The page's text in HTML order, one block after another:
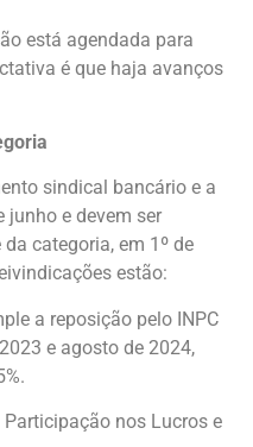
está agendada para
é que haja avanços
sindical bancário e a
junho e devem ser
categoria, em 1º de
estão:
a reposição pelo INPC
e agosto de 2024,
nos Lucros e